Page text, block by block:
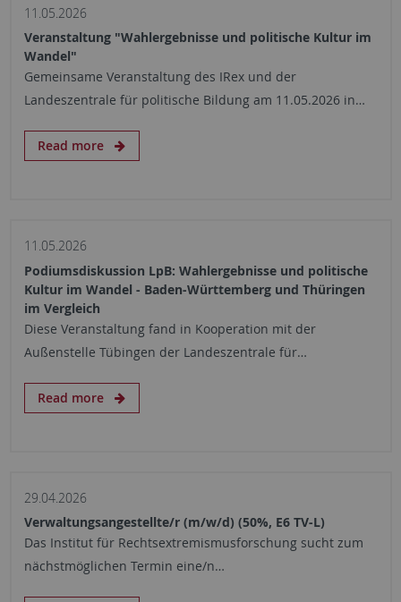
11.05.2026
Veranstaltung "Wahlergebnisse und politische Kultur im
Wandel"
Gemeinsame Veranstaltung des IRex und der
Landeszentrale für politische Bildung am 11.05.2026 in…
Read more
11.05.2026
Podiumsdiskussion LpB: Wahlergebnisse und politische
Kultur im Wandel - Baden-Württemberg und Thüringen
im Vergleich
Diese Veranstaltung fand in Kooperation mit der
Außenstelle Tübingen der Landeszentrale für…
Read more
29.04.2026
Verwaltungsangestellte/r (m/w/d) (50%, E6 TV-L)
Das Institut für Rechtsextremismusforschung sucht zum
nächstmöglichen Termin eine/n…